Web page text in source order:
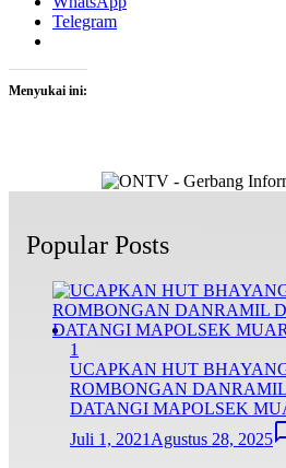
Telegram
Menyukai ini:
Popular Posts
1
UCAPKAN HUT
ROMBONGAN
DATANGI MAPOLSEK
Juli 1, 2021Agustus 28, 2025